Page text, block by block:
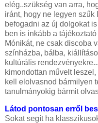
elég..szükség van arra,
iránt, hogy ne legyen szűk
befogadni az új dolgokat
ben is inkább a
Mónikát, ne csak discoba
színházba, bálba,
kultúrális
kimondottan művelt
kell elolvasnod bármilyen
tanulmányokig bármit
Látod pontosan erről
Sokat segít ha